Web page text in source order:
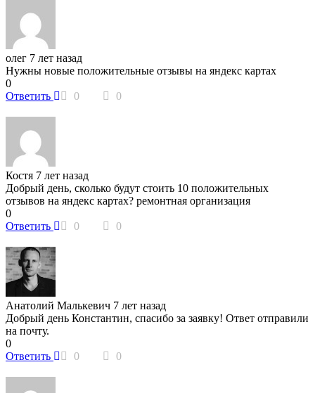
олег 7 лет назад
Нужны новые положительные отзывы на яндекс картах
0
Ответить
0 0
Костя 7 лет назад
Добрый день, сколько будут стоить 10 положительных
отзывов на яндекс картах? ремонтная организация
0
Ответить
0 0
Анатолий Малькевич 7 лет назад
Добрый день Константин, спасибо за заявку! Ответ отправили
на почту.
0
Ответить
0 0